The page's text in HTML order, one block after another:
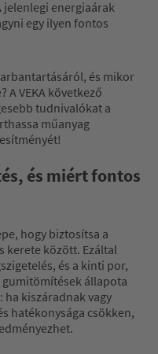
jelenlegi energiaárak
egy ilyen fontos
és mikor
VEKA következő
tudnivalókat a
műanyag
és miért fontos
hogy biztosítsa a
kerete között. Ezáltal
és a kinti por,
gumitömítések állapota
kiszáradnak vagy
hatékonysága csökken,